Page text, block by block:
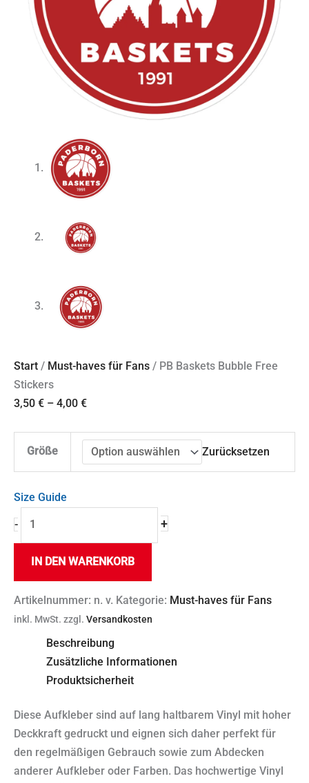
Start / Must-haves für Fans / PB Baskets Bubble Free
Stickers
3,50 € – 4,00 €
Größe Zurücksetzen
Size Guide
- +
IN DEN WARENKORB
Artikelnummer: n. v. Kategorie: Must-haves für Fans
inkl. MwSt. zzgl. Versandkosten
Beschreibung
Zusätzliche Informationen
Produktsicherheit
Diese Aufkleber sind auf lang haltbarem Vinyl mit hoher
Deckkraft gedruckt und eignen sich daher perfekt für
den regelmäßigen Gebrauch sowie zum Abdecken
anderer Aufkleber oder Farben. Das hochwertige Vinyl